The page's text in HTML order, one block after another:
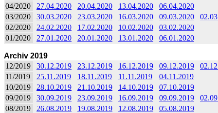
04/2020
27.04.2020 20.04.2020 13.04.2020
06.04.2020
03/2020
30.03.2020 23.03.2020 16.03.2020 09.03.2020
02/2020
24.02.2020 17.02.2020 10.02.2020
03.02.2020
01/2020
27.01.2020 20.01.2020 13.01.2020 06.01.2020
Archiv 2019
12/2019
30.12.2019 23.12.2019 16.12.2019 09.12.2019
11/2019
25.11.2019 18.11.2019 11.11.2019
04.11.2019
10/2019
28.10.2019 21.10.2019 14.10.2019
07.10.2019
09/2019
30.09.2019 23.09.2019 16.09.2019 09.09.2019
08/2019
26.08.2019 19.08.2019 12.08.2019
05.08.2019